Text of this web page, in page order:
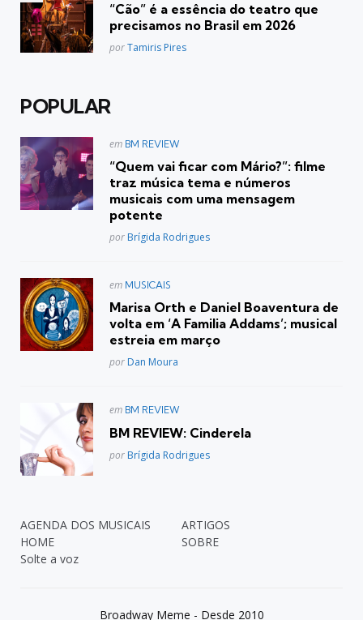
“Cão” é a essência do teatro que
precisamos no Brasil em 2026
Posted
porTamiris Pires
POPULAR
Postado
em BM REVIEW
“Quem vai ficar com Mário?”: filme
traz música tema e números
musicais com uma mensagem
potente
Posted
por Brígida Rodrigues
Postado
em MUSICAIS
Marisa Orth e Daniel Boaventura de
volta em ‘A Familia Addams’; musical
estreia em março
Posted
por Dan Moura
Postado
em BM REVIEW
BM REVIEW: Cinderela
Posted
por Brígida Rodrigues
AGENDA DOS MUSICAIS
ARTIGOS
HOME
SOBRE
Solte a voz
Broadway Meme - Desde 2010